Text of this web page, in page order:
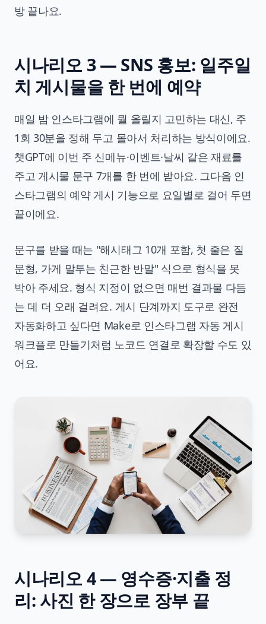
방 끝나요.
시나리오 3 — SNS 홍보: 일주일
치 게시물을 한 번에 예약
매일 밤 인스타그램에 뭘 올릴지 고민하는 대신, 주
1회 30분을 정해 두고 몰아서 처리하는 방식이에요.
챗GPT에 이번 주 신메뉴·이벤트·날씨 같은 재료를
주고 게시물 문구 7개를 한 번에 받아요. 그다음 인
스타그램의 예약 게시 기능으로 요일별로 걸어 두면
끝이에요.
문구를 받을 때는 "해시태그 10개 포함, 첫 줄은 질
문형, 가게 말투는 친근한 반말" 식으로 형식을 못
박아 주세요. 형식 지정이 없으면 매번 결과물 다듬
는 데 더 오래 걸려요. 게시 단계까지 도구로 완전
자동화하고 싶다면 Make로 인스타그램 자동 게시
워크플로 만들기처럼 노코드 연결로 확장할 수도 있
어요.
시나리오 4 — 영수증·지출 정
리: 사진 한 장으로 장부 끝